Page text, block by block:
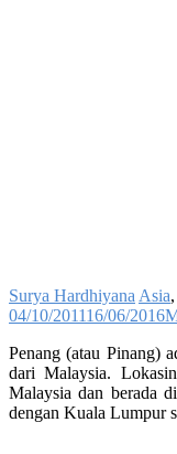
Surya Hardhiyana Asia,
04/10/201116/06/2016
Penang (atau Pinang)
dari Malaysia.
Malaysia dan berada
dengan Kuala Lumpur